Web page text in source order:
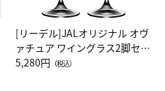
[リーデル]JALオリジナル オヴ
ァチュア ワイングラス2脚セッ
ト（レッドワイン）
5,280円 （税込）